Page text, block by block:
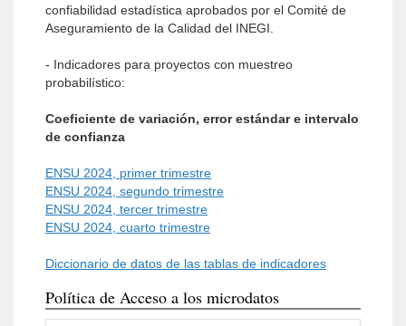
confiabilidad estadística aprobados por el Comité de
Aseguramiento de la Calidad del INEGI.
- Indicadores para proyectos con muestreo
probabilístico:
Coeficiente de variación, error estándar e intervalo
de confianza
ENSU 2024, primer trimestre
ENSU 2024, segundo trimestre
ENSU 2024, tercer trimestre
ENSU 2024, cuarto trimestre
Diccionario de datos de las tablas de indicadores
Política de Acceso a los microdatos